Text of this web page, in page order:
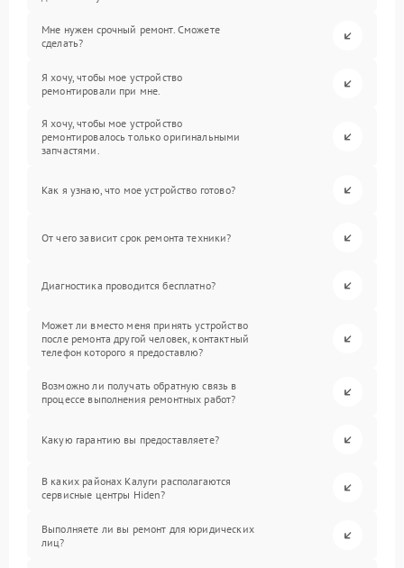
Мне нужен срочный ремонт. Сможете
сделать?
Я хочу, чтобы мое устройство
ремонтировали при мне.
Я хочу, чтобы мое устройство
ремонтировалось только оригинальными
запчастями.
Как я узнаю, что мое устройство готово?
От чего зависит срок ремонта техники?
Диагностика проводится бесплатно?
Может ли вместо меня принять устройство
после ремонта другой человек, контактный
телефон которого я предоставлю?
Возможно ли получать обратную связь в
процессе выполнения ремонтных работ?
Какую гарантию вы предоставляете?
В каких районах Калуги располагаются
сервисные центры Hiden?
Выполняете ли вы ремонт для юридических
лиц?